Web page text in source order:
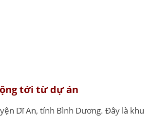
tới từ dự án
Dĩ An, tỉnh Bình Dương. Đây là khu